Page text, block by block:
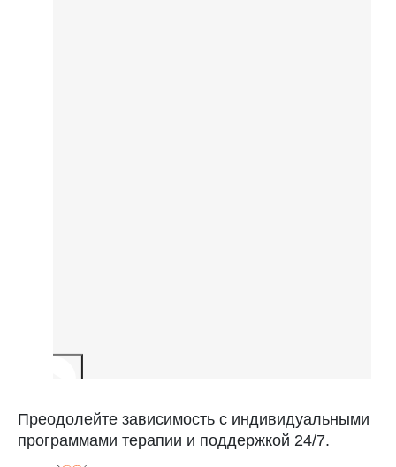
Преодолейте зависимость с индивидуальными
программами терапии и поддержкой 24/7.